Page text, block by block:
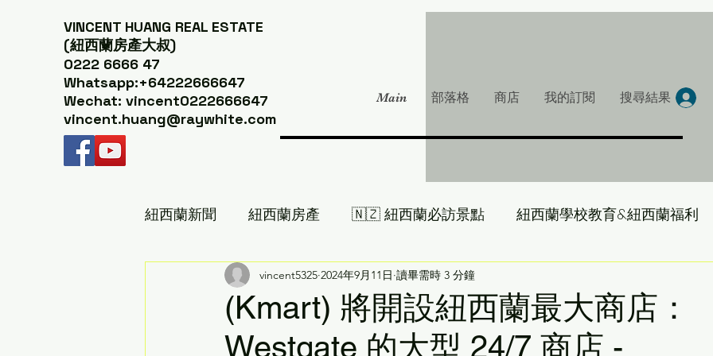
VINCENT HUANG REAL ESTATE
(紐西蘭房產大叔)
0222 6666 47
Whatsapp:+64222666647
Wechat: vincent0222666647
vincent.huang@raywhite.com
Main 部落格 商店 我的訂閱 搜尋結果
紐西蘭新聞 紐西蘭房產 🇳🇿 紐西蘭必訪景點 紐西蘭學校教育&紐西蘭福利
紐西蘭美食推薦｜紐西蘭房產大叔帶你吃遍 NZ
(Kmart) 將開設紐西蘭最大商店：
Westgate 的大型 24/7 商店 -
vincent5325 2024年9月11日 讀畢需時 3 分鐘